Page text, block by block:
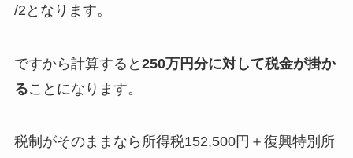
/2となります。
ですから計算すると 250万円分に対して税金が掛か
ることになります。
税制がそのままなら所得税152,500円＋復興特別所